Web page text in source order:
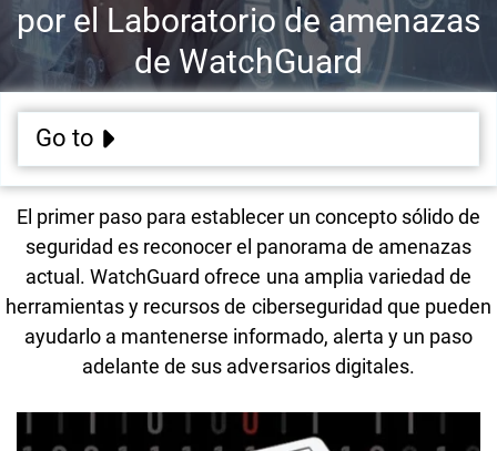
por el Laboratorio de amenazas
de WatchGuard
Go to
El primer paso para establecer un concepto sólido de
seguridad es reconocer el panorama de amenazas
actual. WatchGuard ofrece una amplia variedad de
herramientas y recursos de ciberseguridad que pueden
ayudarlo a mantenerse informado, alerta y un paso
adelante de sus adversarios digitales.